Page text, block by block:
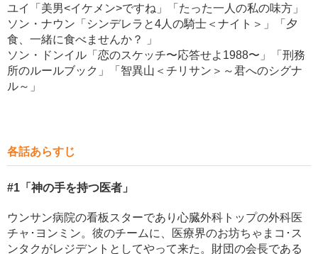
ユイ「美男<イケメン>ですね」「たった一人の私の味方」
ソン・ナウン「シンデレラと4人の騎士＜ナイト＞」「夕
食、一緒に食べませんか？ 」
ソン・ドンイル「恋のスケッチ〜応答せよ1988〜」「刑務
所のルールブック」「智異山＜チリサン＞～君へのシグナ
ル～」
各話あらすじ
#1 「神の手を持つ医者」
ウンサン病院の看板スターであり心臓外科トップの外科医
チャ･ヨンミン。彼のチームに、医療界のお坊ちゃまコ･ス
ンタクがレジデントとしてやって来た。財団の会長である